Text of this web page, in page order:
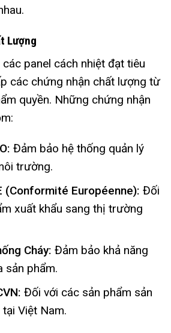
Lượng
các panel cách nhiệt đạt tiêu
các chứng nhận chất lượng từ
quyền. Những chứng nhận
Đảm bảo hệ thống quản lý
trường.
(Conformité Européenne): Đối
xuất khẩu sang thị trường
Cháy: Đảm bảo khả năng
sản phẩm.
Đối với các sản phẩm sản
Việt Nam.